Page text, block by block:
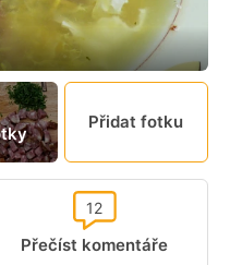
Přidat fotku
Přečíst komentáře
12